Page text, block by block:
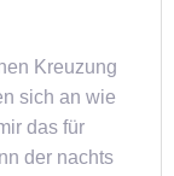
Kreuzung
sich an wie
das für
der nachts